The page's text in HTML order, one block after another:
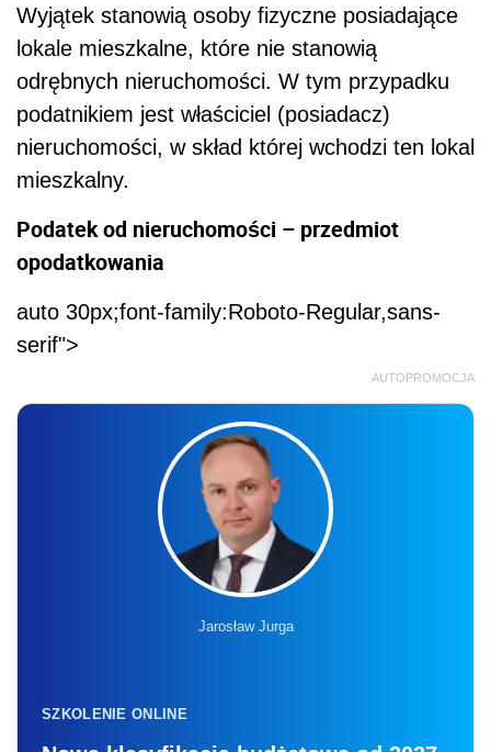
Wyjątek stanowią osoby fizyczne posiadające
lokale mieszkalne, które nie stanowią
odrębnych nieruchomości. W tym przypadku
podatnikiem jest właściciel (posiadacz)
nieruchomości, w skład której wchodzi ten lokal
mieszkalny.
Podatek od nieruchomości – przedmiot
opodatkowania
auto 30px;font-family:Roboto-Regular,sans-
serif">
AUTOPROMOCJA
Jarosław Jurga
SZKOLENIE ONLINE